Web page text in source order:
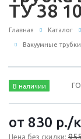
ТУ 38
Главная Каталог
Вакуумные трубки
В наличии
от 830 р./
Цена без скидки: